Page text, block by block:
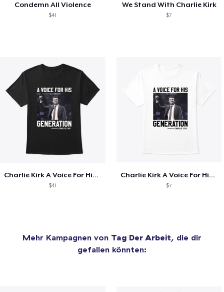
Condemn All Violence
$41
We Stand With Charlie Kirk
$7
Charlie Kirk A Voice For His Generation
$41
Charlie Kirk A Voice For His Generation
$7
Mehr Kampagnen von Tag Der Arbeit, die dir
gefallen könnten: